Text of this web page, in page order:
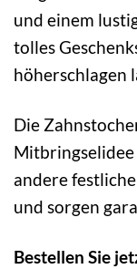
und einem
tolles
höherschlagen
Die
andere
und sorgen
Bestellen Sie